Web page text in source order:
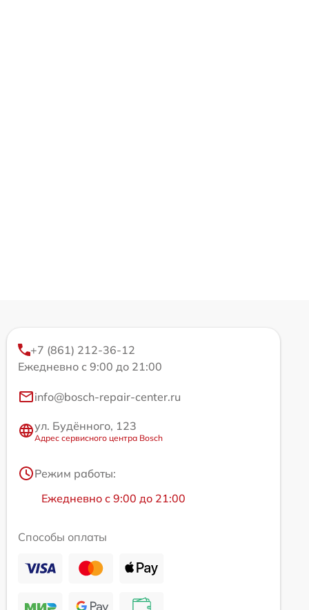
+7 (861) 212-36-12
Ежедневно с 9:00 до 21:00
info@bosch-repair-center.ru
ул. Будённого, 123
Адрес сервисного центра Bosch
Режим работы:
Ежедневно с 9:00 до 21:00
Способы оплаты